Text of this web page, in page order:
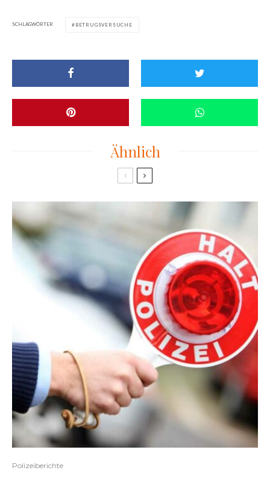
SCHLAGWÖRTER BETRUGSVERSUCHE
Ähnlich
Polizeiberichte